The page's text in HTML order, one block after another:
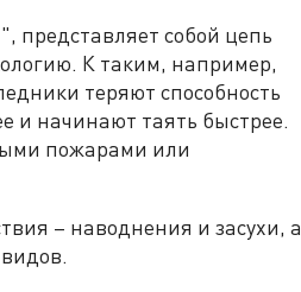
представляет собой цепь
К таким, например,
теряют способность
и начинают таять быстрее.
пожарами или
– наводнения и засухи, а